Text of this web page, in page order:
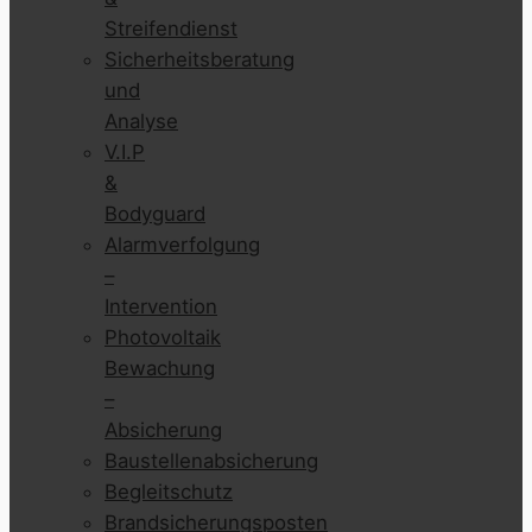
Streifendienst
Sicherheitsberatung
und
Analyse
V.I.P
&
Bodyguard
Alarmverfolgung
–
Intervention
Photovoltaik
Bewachung
–
Absicherung
Baustellenabsicherung
Begleitschutz
Brandsicherungsposten